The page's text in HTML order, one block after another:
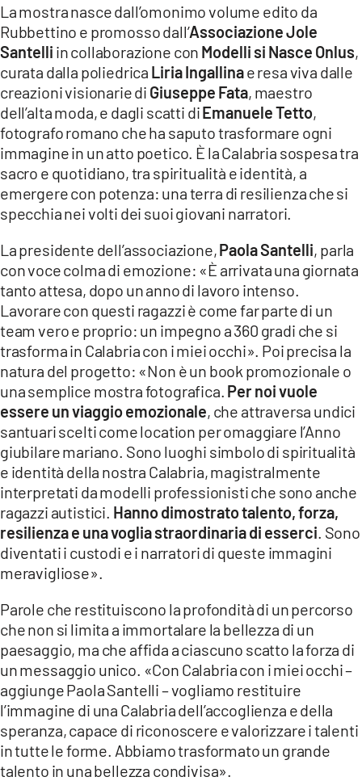
La mostra nasce dall’omonimo volume edito da
Rubbettino e promosso dall’Associazione Jole
Santelli in collaborazione con Modelli si Nasce Onlus,
curata dalla poliedrica Liria Ingallinae resa viva dalle
creazioni visionarie di Giuseppe Fata, maestro
dell’alta moda, e dagli scatti diEmanuele Tetto,
fotografo romano che ha saputo trasformare ogni
immagine in un atto poetico. È la Calabria sospesa tra
sacro e quotidiano, tra spiritualità e identità, a
emergere con potenza: una terra di resilienza che si
specchia nei volti dei suoi giovani narratori.
La presidente dell’associazione,Paola Santelli, parla
con voce colma di emozione: «È arrivata una giornata
tanto attesa, dopo un anno di lavoro intenso.
Lavorare con questi ragazzi è come far parte di un
team vero e proprio: un impegno a 360 gradi che si
trasforma in Calabria con i miei occhi». Poi precisa la
natura del progetto: «Non è un book promozionale o
una semplice mostra fotografica. Per noi vuole
essere un viaggio emozionale, che attraversa undici
santuari scelti come location per omaggiare l’Anno
giubilare mariano. Sono luoghi simbolo di spiritualità
e identità della nostra Calabria, magistralmente
interpretati da modelli professionisti che sono anche
ragazzi autistici. Hanno dimostrato talento, forza,
resilienza e una voglia straordinaria di esserci . Sono
diventati i custodi e i narratori di queste immagini
meravigliose».
Parole che restituiscono la profondità di un percorso
che non si limita a immortalare la bellezza di un
paesaggio, ma che affida a ciascuno scatto la forza di
un messaggio unico. «Con Calabria con i miei occhi –
aggiunge Paola Santelli – vogliamo restituire
l’immagine di una Calabria dell’accoglienza e della
speranza, capace di riconoscere e valorizzare i talenti
in tutte le forme. Abbiamo trasformato un grande
talento in una bellezza condivisa».